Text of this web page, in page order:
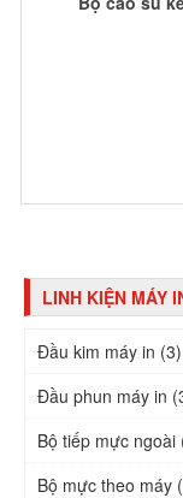
LINH KIỆN MÁY
Đầu kim máy in (3)
Đầu phun máy in
Bộ tiếp mực ngoài
Bộ mực theo máy